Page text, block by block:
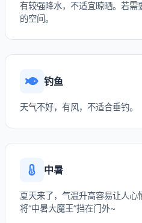
有较强降水，不适宜晾晒。若需
的空间。
钓鱼
天气不好，有风，不适合垂钓。
中暑
夏天来了，气温升高容易让人心
将“中暑大魔王”挡在门外~